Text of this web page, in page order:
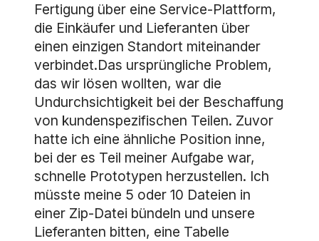
Fertigung über eine Service-Plattform,
die Einkäufer und Lieferanten über
einen einzigen Standort miteinander
verbindet.Das ursprüngliche Problem,
das wir lösen wollten, war die
Undurchsichtigkeit bei der Beschaffung
von kundenspezifischen Teilen. Zuvor
hatte ich eine ähnliche Position inne,
bei der es Teil meiner Aufgabe war,
schnelle Prototypen herzustellen. Ich
müsste meine 5 oder 10 Dateien in
einer Zip-Datei bündeln und unsere
Lieferanten bitten, eine Tabelle